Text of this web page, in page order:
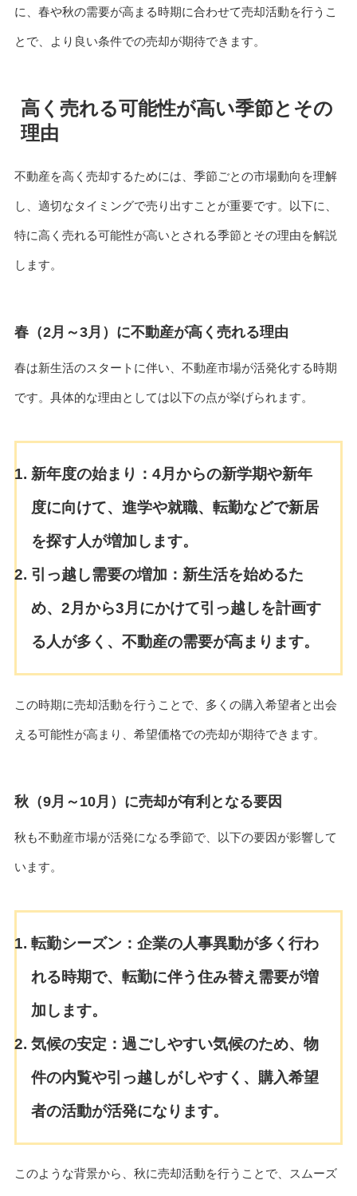
に、春や秋の需要が高まる時期に合わせて売却活動を行うこ
とで、より良い条件での売却が期待できます。
高く売れる可能性が高い季節とその
理由
不動産を高く売却するためには、季節ごとの市場動向を理解
し、適切なタイミングで売り出すことが重要です。以下に、
特に高く売れる可能性が高いとされる季節とその理由を解説
します。
春（2月～3月）に不動産が高く売れる理由
春は新生活のスタートに伴い、不動産市場が活発化する時期
です。具体的な理由としては以下の点が挙げられます。
新年度の始まり： 4月からの新学期や新年
度に向けて、進学や就職、転勤などで新居
を探す人が増加します。
引っ越し需要の増加： 新生活を始めるた
め、2月から3月にかけて引っ越しを計画す
る人が多く、不動産の需要が高まります。
この時期に売却活動を行うことで、多くの購入希望者と出会
える可能性が高まり、希望価格での売却が期待できます。
秋（9月～10月）に売却が有利となる要因
秋も不動産市場が活発になる季節で、以下の要因が影響して
います。
転勤シーズン： 企業の人事異動が多く行わ
れる時期で、転勤に伴う住み替え需要が増
加します。
気候の安定： 過ごしやすい気候のため、物
件の内覧や引っ越しがしやすく、購入希望
者の活動が活発になります。
このような背景から、秋に売却活動を行うことで、スムーズ